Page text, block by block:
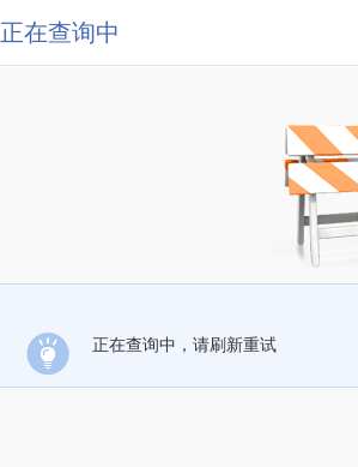
正在查询中
正在查询中，请刷新重试